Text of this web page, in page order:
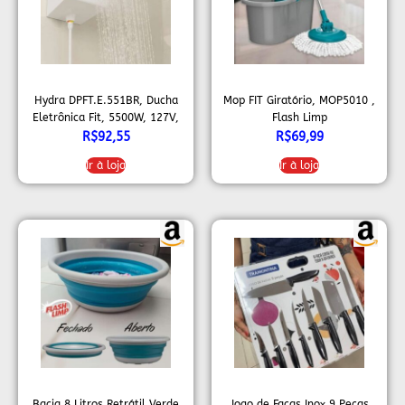
Hydra DPFT.E.551BR, Ducha
Eletrônica Fit, 5500W, 127V,
Branco
R$92,55
Ir à loja
Mop FIT Giratório, MOP5010 ,
Flash Limp
R$69,99
Ir à loja